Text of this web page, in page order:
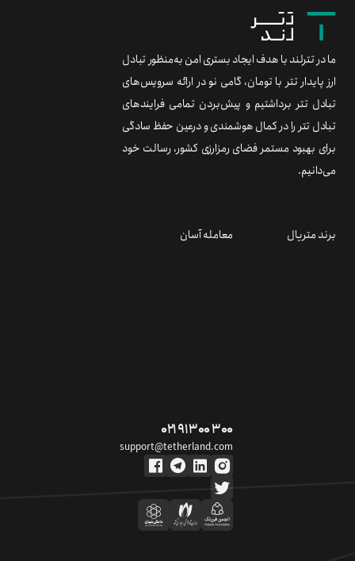
ما در تترلند با هدف ایجاد بستری امن به‌منظور تبادل
ارز پایدار تتر با تومان، گامی نو در ارائه سرویس‌های
تبادل تتر برداشتیم و پیش‌بردن تمامی فرایندهای
تبادل تتر را در کمال هوشمندی و درعین حفظ سادگی
برای بهبود مستمر فضای رمزارزی کشور، رسالت خود
می‌دانیم.
برند متریال معامله آسان
۰۲۱ ۹۱ ۳۰۰ ۳۰۰
support@tetherland.com